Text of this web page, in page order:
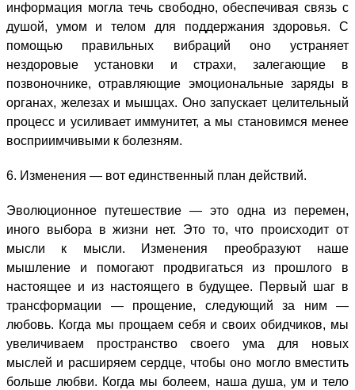
информация могла течь свободно, обеспечивая связь с
душой, умом и телом для поддержания здоровья. С
помощью правильных вибраций оно устраняет
нездоровые установки и страхи, залегающие в
позвоночнике, отравляющие эмоциональные заряды в
органах, железах и мышцах. Оно запускает целительный
процесс и усиливает иммунитет, а мы становимся менее
восприимчивыми к болезням.
6. Изменения — вот единственный план действий.
Эволюционное путешествие — это одна из перемен,
иного выбора в жизни нет. Это то, что происходит от
мысли к мысли. Изменения преобразуют наше
мышление и помогают продвигаться из прошлого в
настоящее и из настоящего в будущее. Первый шаг в
трансформации — прощение, следующий за ним —
любовь. Когда мы прощаем себя и своих обидчиков, мы
увеличиваем пространство своего ума для новых
мыслей и расширяем сердце, чтобы оно могло вместить
больше любви. Когда мы болеем, наша душа, ум и тело